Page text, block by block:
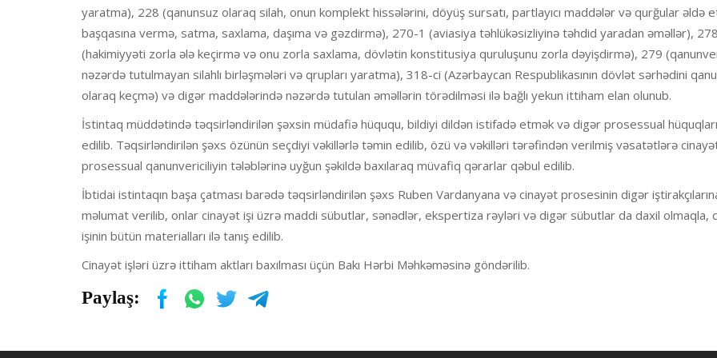
yaratma), 228 (qanunsuz olaraq silah, onun komplekt hissələrini, döyüş sursatı, partlayıcı maddələr və qurğular əldə
başqasına vermə, satma, saxlama, daşıma və gəzdirmə), 270-1 (aviasiya təhlükəsizliyinə təhdid yaradan əməllər), 278
(hakimiyyəti zorla ələ keçirmə və onu zorla saxlama, dövlətin konstitusiya quruluşunu zorla dəyişdirmə), 279
nəzərdə tutulmayan silahlı birləşmələri və qrupları yaratma), 318-ci (Azərbaycan Respublikasının dövlət sərhədini
olaraq keçmə) və digər maddələrində nəzərdə tutulan əməllərin törədilməsi ilə bağlı yekun ittiham elan olunub.
İstintaq müddətində təqsirləndirilən şəxsin müdafiə hüququ, bildiyi dildən istifadə etmək və digər prosessual
edilib. Təqsirləndirilən şəxs özünün seçdiyi vəkillərlə təmin edilib, özü və vəkilləri tərəfindən verilmiş vəsatətlərə
prosessual qanunvericiliyin tələblərinə uyğun şəkildə baxılaraq müvafiq qərarlar qəbul edilib.
İbtidai istintaqın başa çatması barədə təqsirləndirilən şəxs Ruben Vardanyana və cinayət prosesinin digər
məlumat verilib, onlar cinayət işi üzrə maddi sübutlar, sənədlər, ekspertiza rəyləri və digər sübutlar da daxil olmaqla,
işinin bütün materialları ilə tanış edilib.
Cinayət işləri üzrə ittiham aktları baxılması üçün Bakı Hərbi Məhkəməsinə göndərilib.
Paylaş: